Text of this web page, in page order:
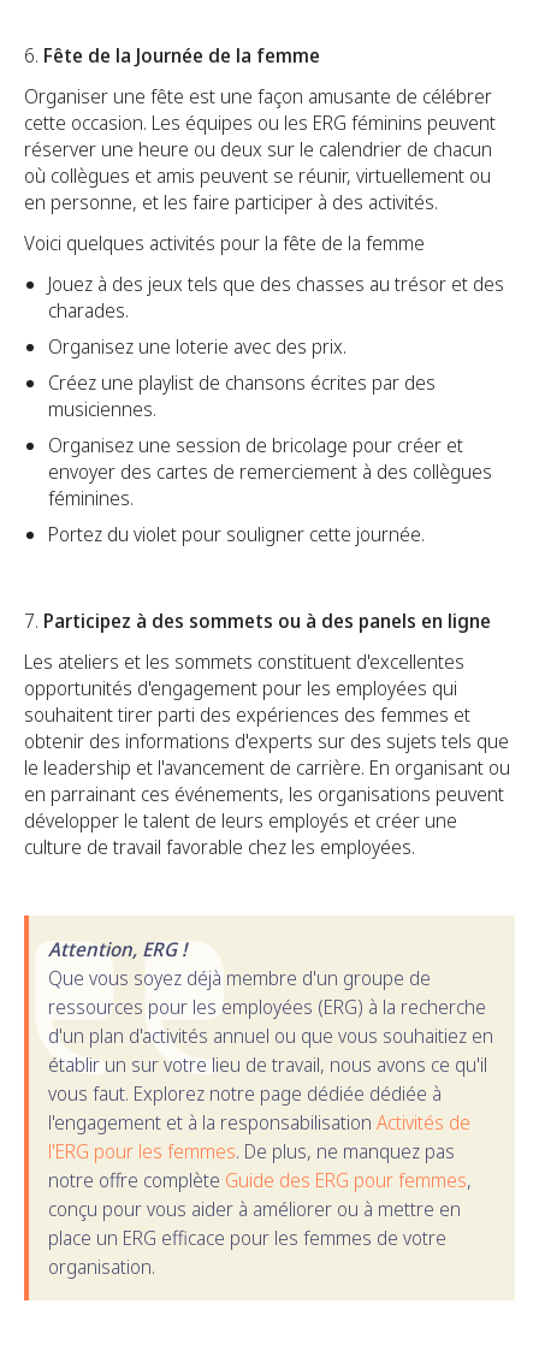
6. Fête de la Journée de la femme
Organiser une fête est une façon amusante de célébrer
cette occasion. Les équipes ou les ERG féminins peuvent
réserver une heure ou deux sur le calendrier de chacun
où collègues et amis peuvent se réunir, virtuellement ou
en personne, et les faire participer à des activités.
Voici quelques activités pour la fête de la femme
Jouez à des jeux tels que des chasses au trésor et des
charades.
Organisez une loterie avec des prix.
Créez une playlist de chansons écrites par des
musiciennes.
Organisez une session de bricolage pour créer et
envoyer des cartes de remerciement à des collègues
féminines.
Portez du violet pour souligner cette journée.
7. Participez à des sommets ou à des panels en ligne
Les ateliers et les sommets constituent d'excellentes
opportunités d'engagement pour les employées qui
souhaitent tirer parti des expériences des femmes et
obtenir des informations d'experts sur des sujets tels que
le leadership et l'avancement de carrière. En organisant ou
en parrainant ces événements, les organisations peuvent
développer le talent de leurs employés et créer une
culture de travail favorable chez les employées.
Attention, ERG !
Que vous soyez déjà membre d'un groupe de
ressources pour les employées (ERG) à la recherche
d'un plan d'activités annuel ou que vous souhaitiez en
établir un sur votre lieu de travail, nous avons ce qu'il
vous faut. Explorez notre page dédiée dédiée à
l'engagement et à la responsabilisation Activités de
l'ERG pour les femmes. De plus, ne manquez pas
notre offre complète Guide des ERG pour femmes,
conçu pour vous aider à améliorer ou à mettre en
place un ERG efficace pour les femmes de votre
organisation.